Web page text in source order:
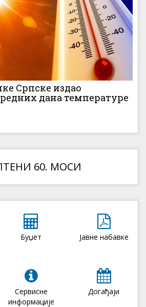
Српске издао
дана температуре
60. МОСИ
Буџет Јавне набавке
Сервисне
информације
Догађаји